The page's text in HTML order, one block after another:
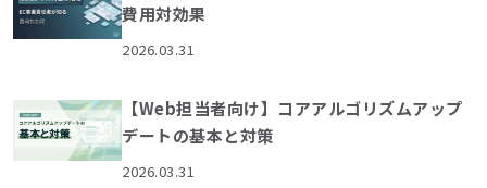
費用対効果
2026.03.31
【Web担当者向け】コアアルゴリズムアップ
デートの基本と対策
2026.03.31